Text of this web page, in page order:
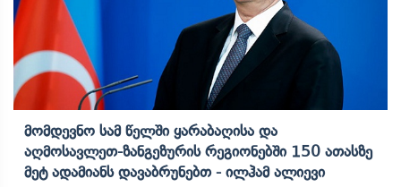
Მომდევნო Სამ Წელში Ყარაბაღისა Და
Აღმოსავლეთ-Ზანგეზურის Რეგიონებში 150 Ათასზე
Მეტ Ადამიანს Დავაბრუნებთ - Ილჰამ Ალიევი